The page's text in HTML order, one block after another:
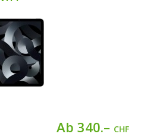
Ab 340.– CHF